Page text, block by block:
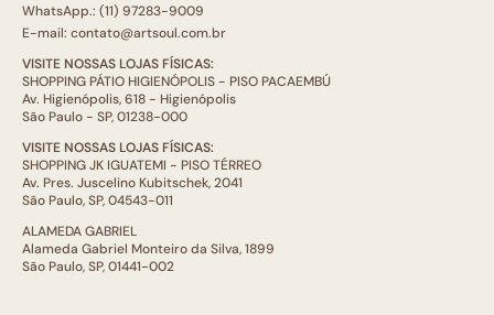
WhatsApp.: (11) 97283-9009
E-mail: contato@artsoul.com.br
VISITE NOSSAS LOJAS FÍSICAS:
SHOPPING PÁTIO HIGIENÓPOLIS - PISO PACAEMBÚ
Av. Higienópolis, 618 - Higienópolis
São Paulo - SP, 01238-000
VISITE NOSSAS LOJAS FÍSICAS:
SHOPPING JK IGUATEMI - PISO TÉRREO
Av. Pres. Juscelino Kubitschek, 2041
São Paulo, SP, 04543-011
ALAMEDA GABRIEL
Alameda Gabriel Monteiro da Silva, 1899
São Paulo, SP, 01441-002